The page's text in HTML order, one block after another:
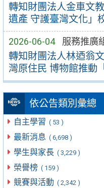
轉知財團法人金車文
遺產 守護臺灣文化」
2026-06-04 服務推廣
轉知財團法人林迺翁
灣原住民 博物館推動
依公告類別彙總
自主學習 ( 53 )
最新消息 ( 6,698 )
學生與家長 ( 3,229 )
榮譽榜 ( 159 )
競賽與活動 ( 2,342 )